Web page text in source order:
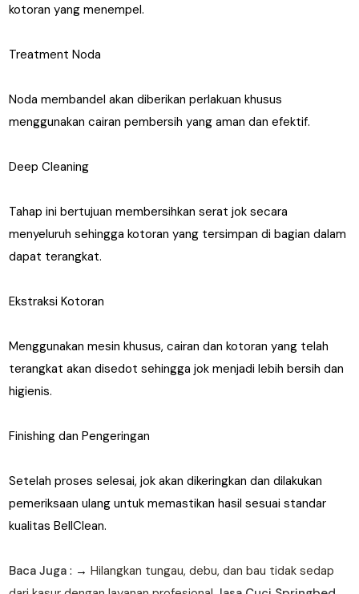
kotoran yang menempel.
Treatment Noda
Noda membandel akan diberikan perlakuan khusus
menggunakan cairan pembersih yang aman dan efektif.
Deep Cleaning
Tahap ini bertujuan membersihkan serat jok secara
menyeluruh sehingga kotoran yang tersimpan di bagian dalam
dapat terangkat.
Ekstraksi Kotoran
Menggunakan mesin khusus, cairan dan kotoran yang telah
terangkat akan disedot sehingga jok menjadi lebih bersih dan
higienis.
Finishing dan Pengeringan
Setelah proses selesai, jok akan dikeringkan dan dilakukan
pemeriksaan ulang untuk memastikan hasil sesuai standar
kualitas BellClean.
Baca Juga : →Hilangkan tungau, debu, dan bau tidak sedap